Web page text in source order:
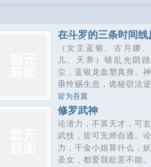
间；一百六十多年前，
无不胜的盘龙古城，尽数
为黄土；如今，我，降
了！追寻仙人留下的线
扭转既定的宿命，解开
的真相……而一切的起源
要从回到盘龙古城、体
澜悲壮的历史开始。PS：
文为迷雾文，不开上帝
角，世界的全貌及真相随
在斗罗的三条时间线
复横跳
（女主蓝银、古月娜
儿、天养）错乱光阴
尘，蓝银龙血塑真身。
垂怜赐生息，诡秘窃法
坤。昔在今在皆吾影，万
千秋一至尊。笑看斗罗三
事，红颜伴我定星辰。[
作品：斗罗大陆、绝
门、龙王传说、终极
（微量)；有一定二设；
皆为吾翼
修罗武神
论潜力，不算天才，可
武技，皆可无师自通。
力，千金小姐算什么，
圣女，都爱我欲罢不能